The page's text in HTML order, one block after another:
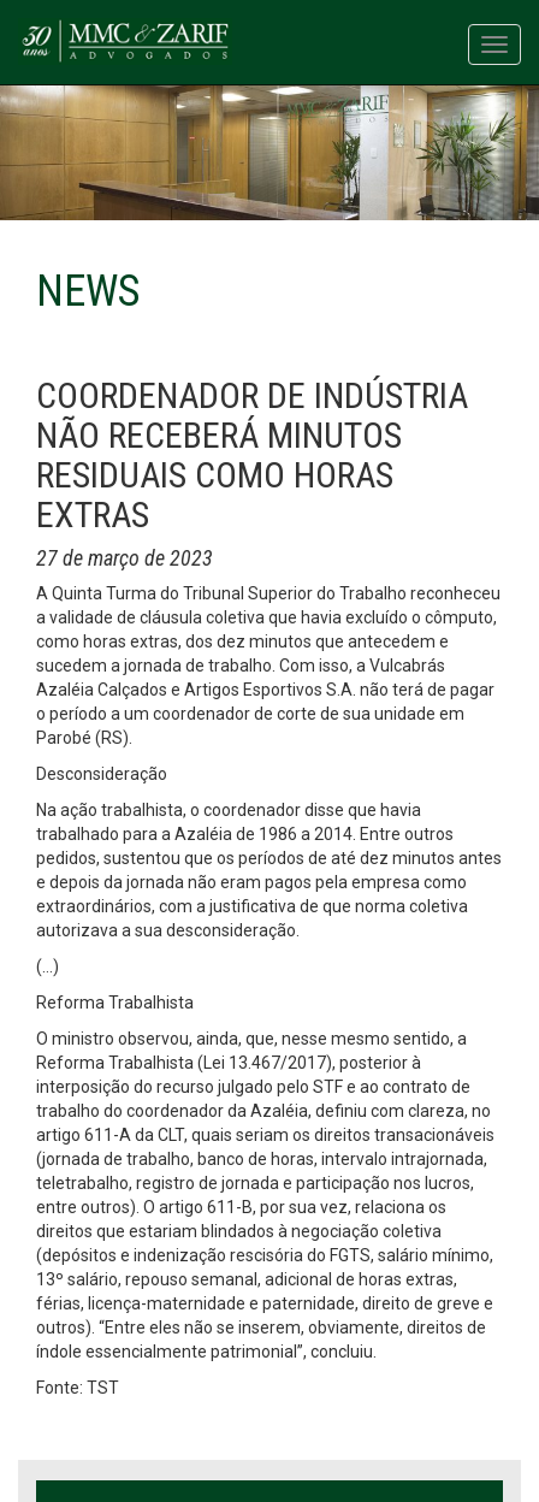
NEWS
COORDENADOR DE INDÚSTRIA
NÃO RECEBERÁ MINUTOS
RESIDUAIS COMO HORAS
EXTRAS
27 de março de 2023
A Quinta Turma do Tribunal Superior do Trabalho reconheceu
a validade de cláusula coletiva que havia excluído o cômputo,
como horas extras, dos dez minutos que antecedem e
sucedem a jornada de trabalho. Com isso, a Vulcabrás
Azaléia Calçados e Artigos Esportivos S.A. não terá de pagar
o período a um coordenador de corte de sua unidade em
Parobé (RS).
Desconsideração
Na ação trabalhista, o coordenador disse que havia
trabalhado para a Azaléia de 1986 a 2014. Entre outros
pedidos, sustentou que os períodos de até dez minutos antes
e depois da jornada não eram pagos pela empresa como
extraordinários, com a justificativa de que norma coletiva
autorizava a sua desconsideração.
(…)
Reforma Trabalhista
O ministro observou, ainda, que, nesse mesmo sentido, a
Reforma Trabalhista (Lei 13.467/2017), posterior à
interposição do recurso julgado pelo STF e ao contrato de
trabalho do coordenador da Azaléia, definiu com clareza, no
artigo 611-A da CLT, quais seriam os direitos transacionáveis
(jornada de trabalho, banco de horas, intervalo intrajornada,
teletrabalho, registro de jornada e participação nos lucros,
entre outros). O artigo 611-B, por sua vez, relaciona os
direitos que estariam blindados à negociação coletiva
(depósitos e indenização rescisória do FGTS, salário mínimo,
13º salário, repouso semanal, adicional de horas extras,
férias, licença-maternidade e paternidade, direito de greve e
outros). “Entre eles não se inserem, obviamente, direitos de
índole essencialmente patrimonial”, concluiu.
Fonte: TST